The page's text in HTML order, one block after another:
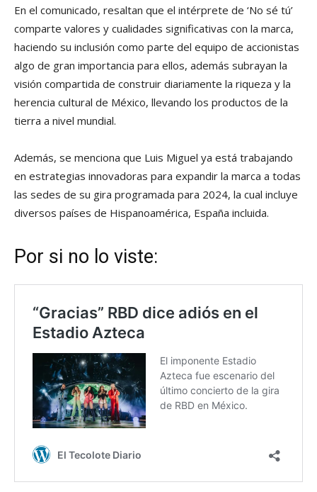
En el comunicado, resaltan que el intérprete de ‘No sé tú’
comparte valores y cualidades significativas con la marca,
haciendo su inclusión como parte del equipo de accionistas
algo de gran importancia para ellos, además subrayan la
visión compartida de construir diariamente la riqueza y la
herencia cultural de México, llevando los productos de la
tierra a nivel mundial.
Además, se menciona que Luis Miguel ya está trabajando
en estrategias innovadoras para expandir la marca a todas
las sedes de su gira programada para 2024, la cual incluye
diversos países de Hispanoamérica, España incluida.
Por si no lo viste: